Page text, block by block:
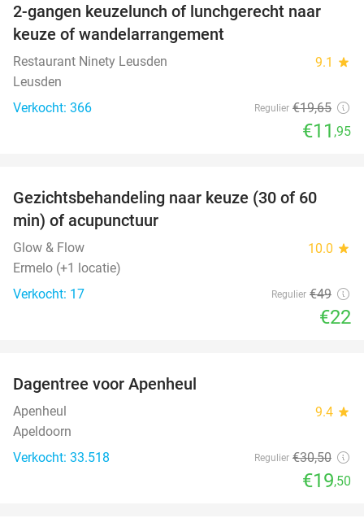
39%
2-gangen keuzelunch of lunchgerecht naar
keuze of wandelarrangement
Restaurant Ninety Leusden 9.1 star
Leusden
Verkocht: 366
Regulier €19,65
€11 ,95
55%
Gezichtsbehandeling naar keuze (30 of 60
min) of acupunctuur
Glow & Flow 10.0 star
Ermelo (+1 locatie)
Verkocht: 17
Regulier €49
€22
Dagentree voor Apenheul
Apenheul 9.4 star
Apeldoorn
Verkocht: 33.518
Regulier €30,50
€19,50